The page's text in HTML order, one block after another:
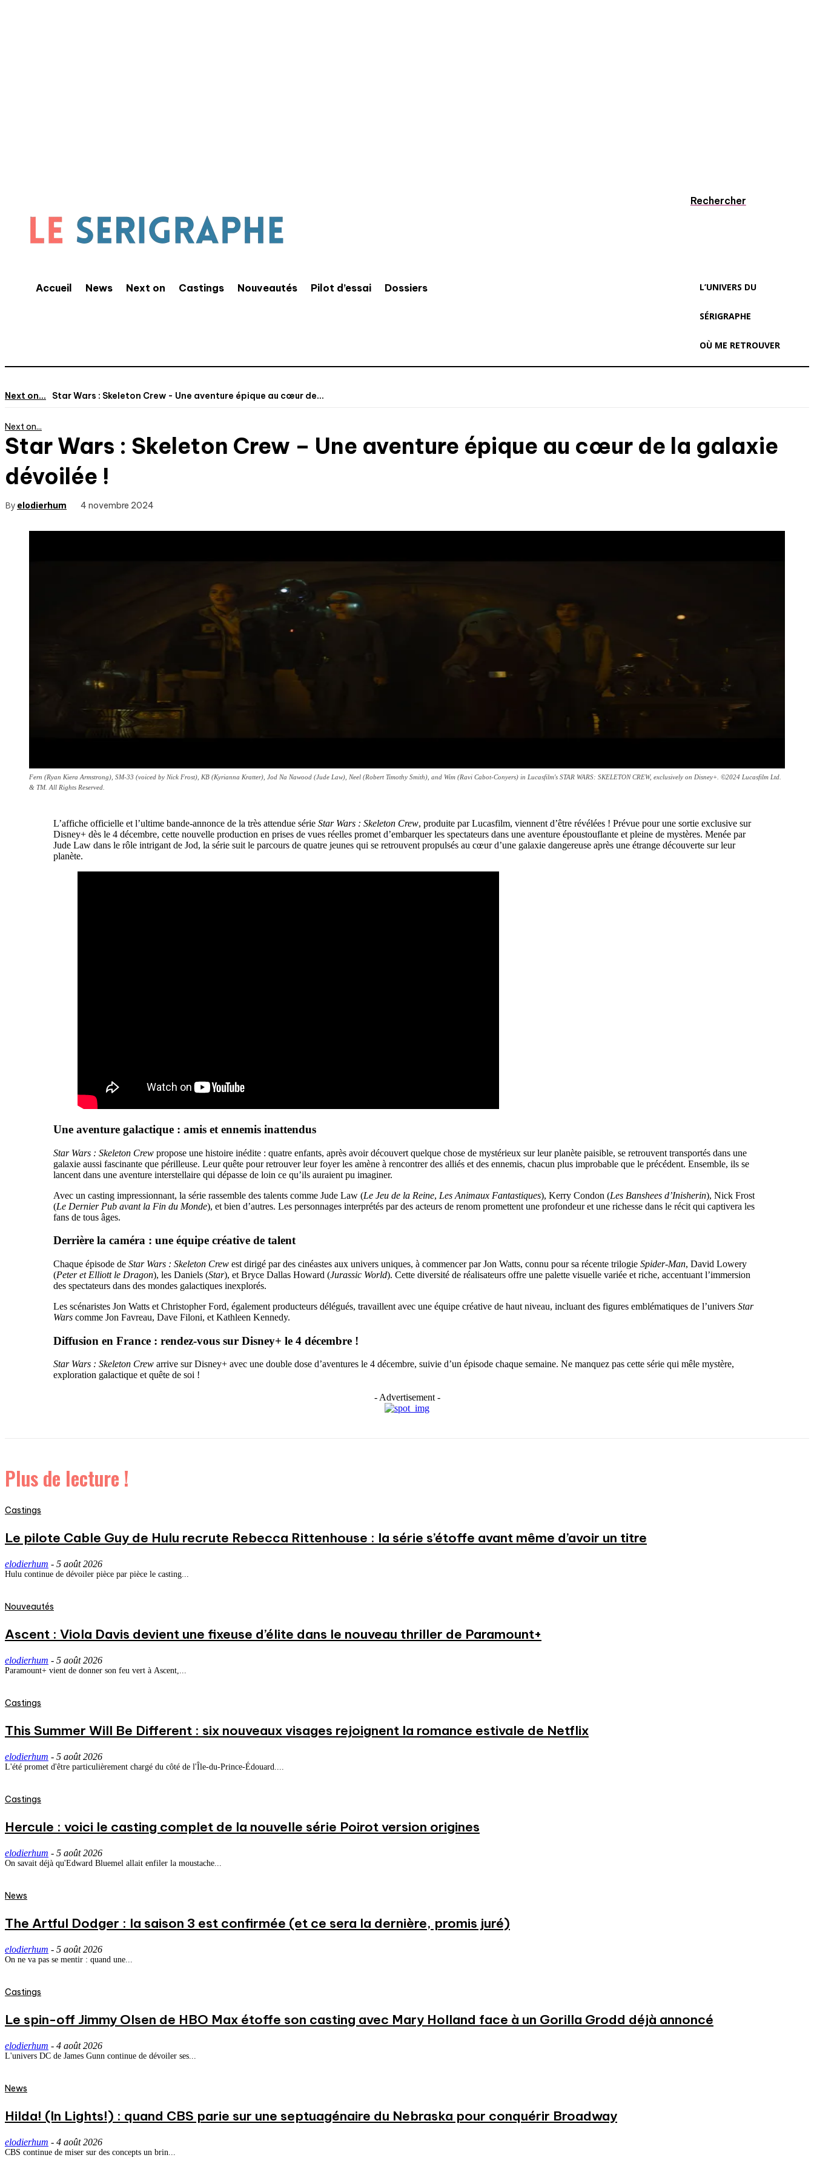
Accueil News Next on Castings Nouveautés Pilot d’essai Dossiers
Rechercher
L’UNIVERS DU
SÉRIGRAPHE
OÙ ME RETROUVER
Next on... Star Wars : Skeleton Crew - Une aventure épique au cœur de...
Next on...
Star Wars : Skeleton Crew – Une aventure épique au cœur de la galaxie
dévoilée !
By elodierhum 4 novembre 2024
Fern (Ryan Kiera Armstrong), SM-33 (voiced by Nick Frost), KB (Kyrianna Kratter), Jod Na Nawood (Jude Law), Neel (Robert Timothy Smith), and Wim (Ravi Cabot-Conyers) in Lucasfilm's STAR WARS: SKELETON CREW, exclusively on Disney+. ©2024 Lucasfilm Ltd.
& TM. All Rights Reserved.
L’affiche officielle et l’ultime bande-annonce de la très attendue série Star Wars : Skeleton Crew, produite par Lucasfilm, viennent d’être révélées ! Prévue pour une sortie exclusive sur
Disney+ dès le 4 décembre, cette nouvelle production en prises de vues réelles promet d’embarquer les spectateurs dans une aventure époustouflante et pleine de mystères. Menée par
Jude Law dans le rôle intrigant de Jod, la série suit le parcours de quatre jeunes qui se retrouvent propulsés au cœur d’une galaxie dangereuse après une étrange découverte sur leur
planète.
Une aventure galactique : amis et ennemis inattendus
Star Wars : Skeleton Crew propose une histoire inédite : quatre enfants, après avoir découvert quelque chose de mystérieux sur leur planète paisible, se retrouvent transportés dans une
galaxie aussi fascinante que périlleuse. Leur quête pour retrouver leur foyer les amène à rencontrer des alliés et des ennemis, chacun plus improbable que le précédent. Ensemble, ils se
lancent dans une aventure interstellaire qui dépasse de loin ce qu’ils auraient pu imaginer.
Avec un casting impressionnant, la série rassemble des talents comme Jude Law (Le Jeu de la Reine, Les Animaux Fantastiques), Kerry Condon (Les Banshees d’Inisherin), Nick Frost
(Le Dernier Pub avant la Fin du Monde), et bien d’autres. Les personnages interprétés par des acteurs de renom promettent une profondeur et une richesse dans le récit qui captivera les
fans de tous âges.
Derrière la caméra : une équipe créative de talent
Chaque épisode de Star Wars : Skeleton Crew est dirigé par des cinéastes aux univers uniques, à commencer par Jon Watts, connu pour sa récente trilogie Spider-Man, David Lowery
(Peter et Elliott le Dragon), les Daniels (Star), et Bryce Dallas Howard (Jurassic World). Cette diversité de réalisateurs offre une palette visuelle variée et riche, accentuant l’immersion
des spectateurs dans des mondes galactiques inexplorés.
Les scénaristes Jon Watts et Christopher Ford, également producteurs délégués, travaillent avec une équipe créative de haut niveau, incluant des figures emblématiques de l’univers Star
Wars comme Jon Favreau, Dave Filoni, et Kathleen Kennedy.
Diffusion en France : rendez-vous sur Disney+ le 4 décembre !
Star Wars : Skeleton Crew arrive sur Disney+ avec une double dose d’aventures le 4 décembre, suivie d’un épisode chaque semaine. Ne manquez pas cette série qui mêle mystère,
exploration galactique et quête de soi !
- Advertisement -
Plus de lecture !
Castings
Le pilote Cable Guy de Hulu recrute Rebecca Rittenhouse : la série s’étoffe avant même d’avoir un titre
elodierhum - 5 août 2026
Hulu continue de dévoiler pièce par pièce le casting...
Nouveautés
Ascent : Viola Davis devient une fixeuse d’élite dans le nouveau thriller de Paramount+
elodierhum - 5 août 2026
Paramount+ vient de donner son feu vert à Ascent,...
Castings
This Summer Will Be Different : six nouveaux visages rejoignent la romance estivale de Netflix
elodierhum - 5 août 2026
L'été promet d'être particulièrement chargé du côté de l'Île-du-Prince-Édouard....
Castings
Hercule : voici le casting complet de la nouvelle série Poirot version origines
elodierhum - 5 août 2026
On savait déjà qu'Edward Bluemel allait enfiler la moustache...
News
The Artful Dodger : la saison 3 est confirmée (et ce sera la dernière, promis juré)
elodierhum - 5 août 2026
On ne va pas se mentir : quand une...
Castings
Le spin-off Jimmy Olsen de HBO Max étoffe son casting avec Mary Holland face à un Gorilla Grodd déjà annoncé
elodierhum - 4 août 2026
L'univers DC de James Gunn continue de dévoiler ses...
News
Hilda! (In Lights!) : quand CBS parie sur une septuagénaire du Nebraska pour conquérir Broadway
elodierhum - 4 août 2026
CBS continue de miser sur des concepts un brin...